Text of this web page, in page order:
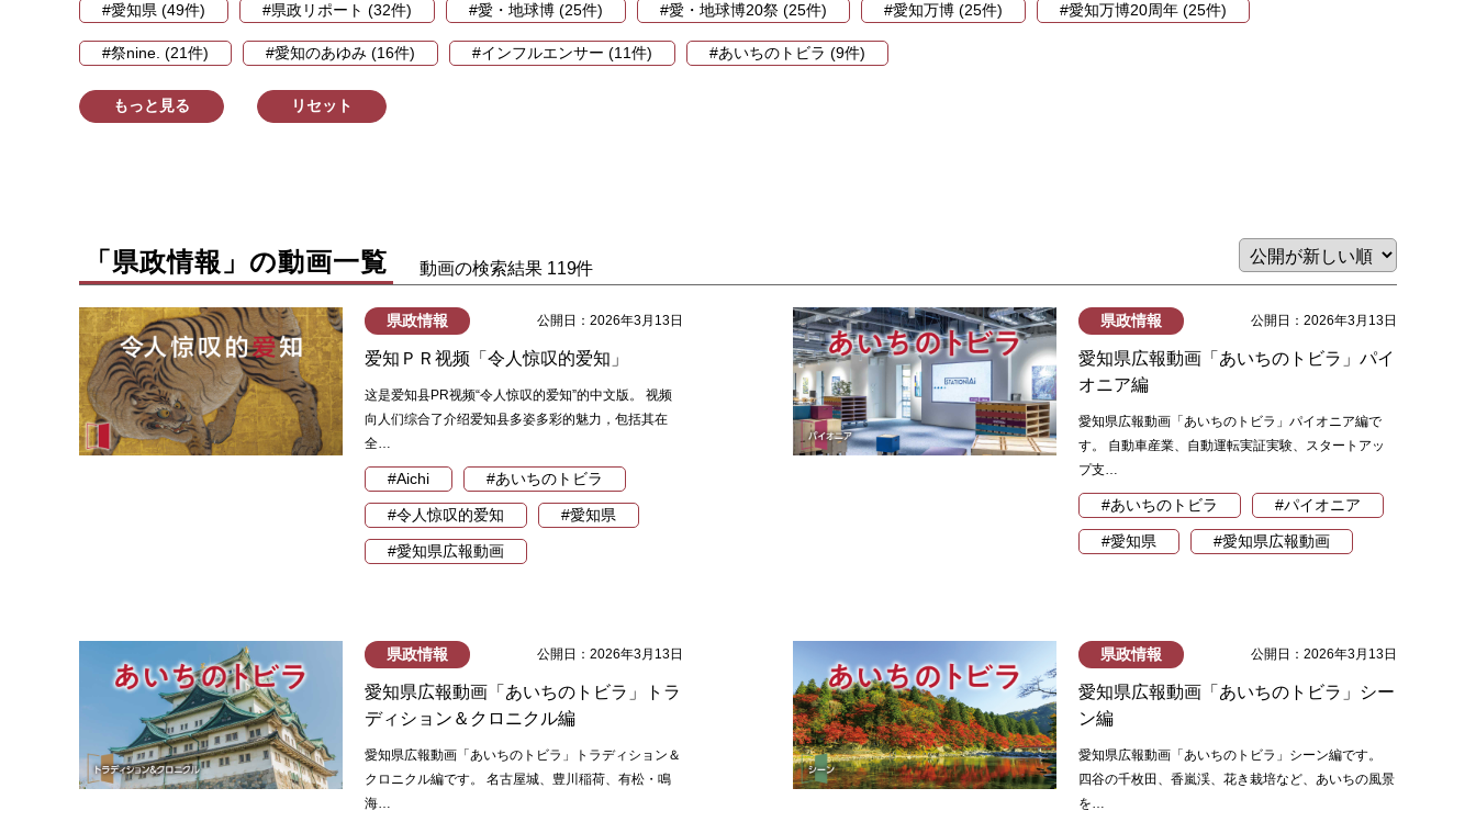
#愛知県 (49件) #県政リポート (32件) #愛・地球博 (25件) #愛・地球博20祭 (25件) #愛知万博 (25件) #愛知万博20周年 (25件)
#祭nine. (21件) #愛知のあゆみ (16件) #インフルエンサー (11件) #あいちのトビラ (9件)
もっと見る リセット
「県政情報」の動画一覧 動画の検索結果 119件
県政情報 公開日：2026年3月13日
爱知ＰＲ视频「令人惊叹的爱知」
这是爱知县PR视频“令人惊叹的爱知”的中文版。 视频
向人们综合了介绍爱知县多姿多彩的魅力，包括其在
全…
#Aichi #あいちのトビラ
#令人惊叹的爱知 #愛知県
#愛知県広報動画
県政情報 公開日：2026年3月13日
愛知県広報動画「あいちのトビラ」パイ
オニア編
愛知県広報動画「あいちのトビラ」パイオニア編で
す。 自動車産業、自動運転実証実験、スタートアッ
プ支…
#あいちのトビラ #パイオニア
#愛知県 #愛知県広報動画
県政情報 公開日：2026年3月13日
愛知県広報動画「あいちのトビラ」トラ
ディション＆クロニクル編
愛知県広報動画「あいちのトビラ」トラディション＆
クロニクル編です。 名古屋城、豊川稲荷、有松・鳴
海…
県政情報 公開日：2026年3月13日
愛知県広報動画「あいちのトビラ」シー
ン編
愛知県広報動画「あいちのトビラ」シーン編です。
四谷の千枚田、香嵐渓、花き栽培など、あいちの風景
を…